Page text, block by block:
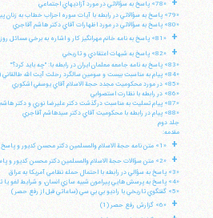
«78» پاسخ به سؤالاتي در مورد آزاديهاي اجتماعي
«79» پاسخ به سؤالاتي در رابطه با آيات سوره احزاب خطاب به زنان پيامبر(ص)و در مورد اهل كتاب
«80» پاسخ به سؤالاتي در مورد اظهارات آقاي دكتر هاشم آقاجري
+ «81» پاسخ به نامه خانم مهرانگيز كار و اشاره به برخي مسائل روز
+
«82» پاسخ به شبهات اعتقادي و تاريخي
«83» پاسخ به نامه جامعه معلمان ايران در رابطه با: "چه بايد كرد؟"
«84» پيام به مناسبت بيست و سومين سالگرد رحلت آيت الله طالقاني (ره)(1)
«85» در مورد محكوميت مجدد حجة الاسلام آقاي يوسفي اشكوري
«86» در رابطه با نظارت استصوابي
«87» پيام تسليت به مناسبت درگذشت دكتر عليرضا نوري و دكتر هاشم زهي
«88» پيام در رابطه با محكوميت آقاي دكتر سيدهاشم آقاجري
جلد دوم
مقدمه:
+ «1» متن نامه حجة الاسلام والمسلمين دكتر محسن كديور و پاسخ معظم له
+
«2» متن سؤالات حجة الاسلام والمسلمين دكتر محسن كديور و پاسخ معظم له
«3» پاسخ به سؤالي در رابطه با احتمال حمله نظامي آمريكا به عراق
«4» پاسخ به پرسش هايي پيرامون شبيه سازي انسان، و شرايط لغو يا تبديل احكاماوليه اسلام
«5» گفتگوي تاريخي با راديو بي بي سي (ساعاتي قبل از رفع حصر)
+ «6» گزارش رفع حصر (1)